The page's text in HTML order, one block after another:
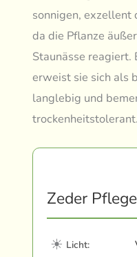
sonnigen, exzellent
da die Pflanze
Staunässe reagiert.
erweist sie sich als
langlebig und
trockenheitstolerant.
Zeder
☀ Licht: